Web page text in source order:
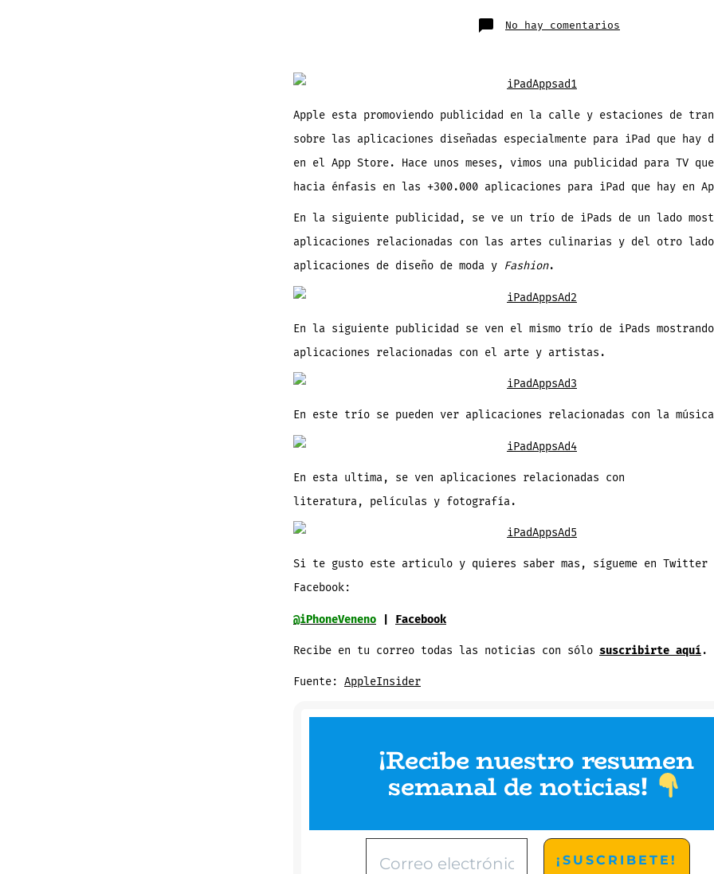
No hay comentarios
Apple
de
transporte
las
para
iPad
Apple esta promoviendo publicidad en la calle y estaciones de
sobre las aplicaciones diseñadas especialmente para iPad que hay
en el App Store. Hace unos meses, vimos una publicidad para TV que
hacia énfasis en las +300.000 aplicaciones para iPad que hay en
En la siguiente publicidad, se ve un trío de iPads de un lado
aplicaciones relacionadas con las artes culinarias y del otro lado
aplicaciones de diseño de moda y Fashion.
En la siguiente publicidad se ven el mismo trío de iPads mostrando
aplicaciones relacionadas con el arte y artistas.
En este trío se pueden ver aplicaciones relacionadas con la
En esta ultima, se ven aplicaciones relacionadas con
literatura, películas y fotografía.
Si te gusto este articulo y quieres saber mas, sígueme en Twitter
Facebook:
@iPhoneVeneno Facebook
Recibe en tu correo todas las noticias con sólo suscribirte aquí.
Fuente: AppleInsider
¡Recibe nuestro resumen
semanal de noticias!